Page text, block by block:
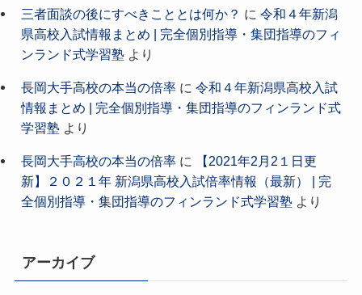
三者面談の後にすべきこととは何か？ に 令和４年新潟
県高校入試情報まとめ | 完全個別指導・集団指導のフィ
ンランド式学習塾より
長岡大手高校の本当の倍率に 令和４年新潟県高校入試
情報まとめ | 完全個別指導・集団指導のフィンランド式
学習塾より
長岡大手高校の本当の倍率に
【2021年2月2１日更
新】２０２１年 新潟県高校入試倍率情報（最新） | 完
全個別指導・集団指導のフィンランド式学習塾より
アーカイブ